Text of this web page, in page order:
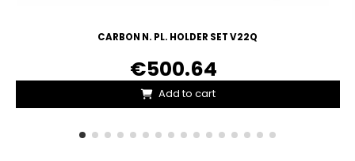
CARBON N. PL. HOLDER SET V22Q
€500.64
Add to cart